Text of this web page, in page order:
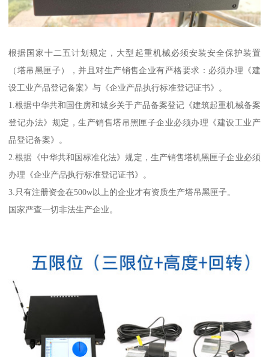
根据国家十二五计划规定，大型起重机械必须安装安全保护装置
（塔吊黑匣子），并且对生产销售企业有严格要求：必须办理《建
设工业产品登记备案》与《企业产品执行标准登记证书》。
1.根据中华共和国住房和城乡关于产品备案登记《建筑起重机械备案
登记办法》规定，生产销售塔吊黑匣子企业必须办理《建设工业产
品登记备案》。
2.根据《中华共和国标准化法》规定，生产销售塔机黑匣子企业必须
办理《企业产品执行标准登记证书》。
3.只有注册资金在500w以上的企业才有资质生产塔吊黑匣子。
国家严查一切非法生产企业。